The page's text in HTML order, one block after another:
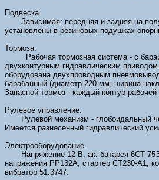
Подвеска.
Зависимая: передняя и задняя на
установлены в резиновых подушках
Тормоза.
Рабочая тормозная система - с
двухконтурным гидравлическим
оборудована двухпроводным
барабанный (диаметр 220 мм, ширина
Запасной тормоз - каждый контур
Рулевое управление.
Рулевой механизм - глобоидальный
Имеется разнесенный гидравлический
Электрооборудование.
Напряжение 12 В, ак. батарея 6СТ-
напряжения РР132А, стартер СТ230-А1,
вибратор 51.3747.